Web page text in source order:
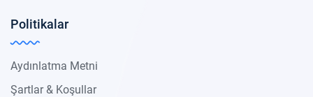
Politikalar
Aydınlatma Metni
Şartlar & Koşullar